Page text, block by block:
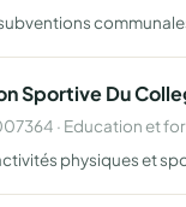
Sportive Du
· Education et
physiques et